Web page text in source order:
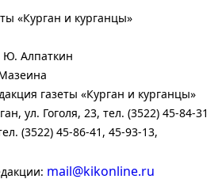
«Курган и курганцы»
Ю. Алпаткин
газеты «Курган и курганцы»
ул. Гоголя, 23, тел. (3522) 45-84-31
(3522) 45-86-41, 45-93-13,
mail@kikonline.ru